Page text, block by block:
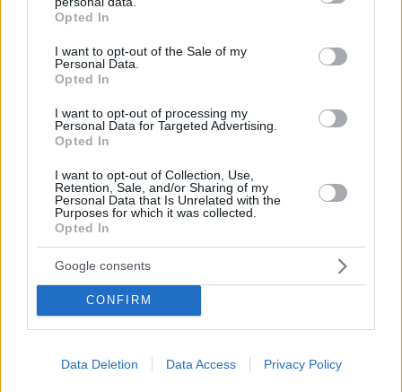
grant or deny consent to Google and its third-party tags to
use your data for below specified purposes in below Google
consent section.
Opted In
I want to opt-out of the Sale of my
Personal Data.
Opted In
I want to opt-out of processing my
Personal Data for Targeted Advertising.
Opted In
I want to opt-out of Collection, Use,
Retention, Sale, and/or Sharing of my
Personal Data that Is Unrelated with the
Purposes for which it was collected.
Opted In
Google consents
CONFIRM
Data Deletion Data Access Privacy Policy
Φωτιά στον Κουβαρά Αττικής: Μήνυμα από το 112
για εκκένωση του Αγίου Στυλιανού, ενισχύθηκαν
οι πυροσβεστικές δυνάμεις
πριν μία ώρα
Χάος στη Μέση Ανατολή 5 μήνες από
την έναρξη του πολέμου: Το
στριμωγμένο Ιράν ανεβάζει τον...
λογαριασμό, οι ΗΠΑ χάνουν τον
έλεγχο της επόμενης ημέρας
10.08.2026, 07:24